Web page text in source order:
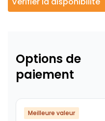
Options de
paiement
Meilleure valeur